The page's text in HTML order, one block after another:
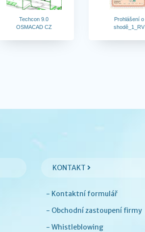
Techcon 9.0
OSMACAD CZ
Prohlášení o
shodě_1_RV
KONTAKT
- Kontaktní formulář
- Obchodní zastoupení firmy
- Whistleblowing